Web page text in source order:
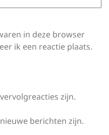
in deze browser
ik een reactie plaats.
zijn.
berichten zijn.